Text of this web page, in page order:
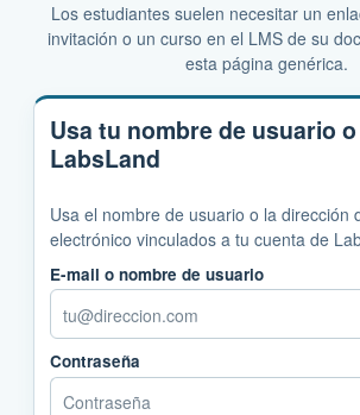
Los estudiantes suelen necesitar un
invitación o un curso en el LMS de su
esta página genérica.
Usa tu nombre de usuario
LabsLand
Usa el nombre de usuario o la dirección
electrónico vinculados a tu cuenta de
E-mail o nombre de usuario
Contraseña